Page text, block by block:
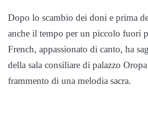
Dopo lo scambio dei doni e prima
anche il tempo per un piccolo fuori
French, appassionato di canto, ha
della sala consiliare di palazzo
frammento di una melodia sacra.